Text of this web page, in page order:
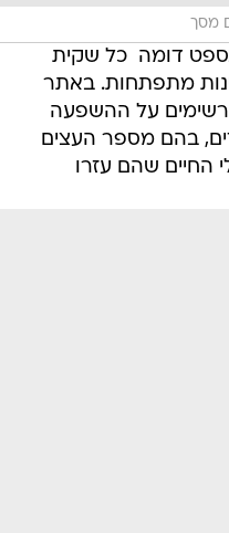
מסך
דומה  כל שקית
מתפתחות. באתר
על ההשפעה
בהם מספר העצים
שהם עזרו